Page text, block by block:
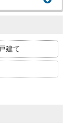
建て